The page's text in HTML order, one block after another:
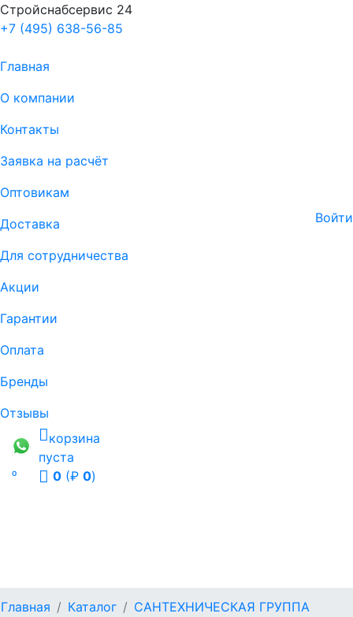
Стройснабсервис 24
+7 (495) 638-56-85
Главная
О компании
Контакты
Заявка на расчёт
Оптовикам
Доставка
Для сотрудничества
Акции
Гарантии
Оплата
Бренды
Отзывы
Войти

корзина
пуста
0 (₽ 0)
Главная Каталог
САНТЕХНИЧЕСКАЯ ГРУППА